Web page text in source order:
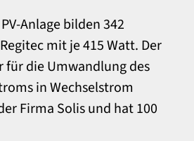
Anlage bilden 342
mit je 415 Watt. Der
für die Umwandlung des
in Wechselstrom
Firma Solis und hat 100